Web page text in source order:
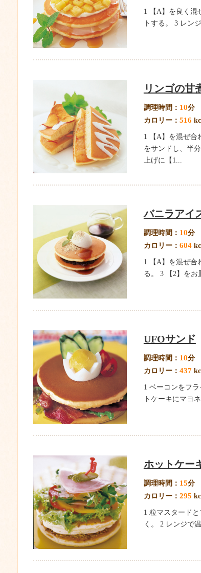
1 【A】を良く混
トする。 3 レン
リンゴの甘
調理時間： 10分
カロリー： 516
1 【A】を混ぜ合
をサンドし、半
上げに【1...
バニラアイ
調理時間： 10分
カロリー： 604
1 【A】を混ぜ合
る。 3 【2】をお
UFOサンド
調理時間： 10分
カロリー： 437
1 ベーコンをフ
トケーキにマヨ
ホットケー
調理時間： 15分
カロリー： 295
1 粒マスタード
く。 2 レンジで